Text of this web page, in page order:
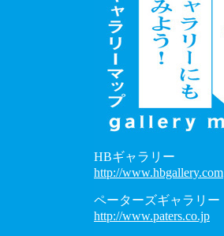
HBギャラリー
http://www.hbgallery.com
ペーターズギャラリー
http://www.paters.co.jp